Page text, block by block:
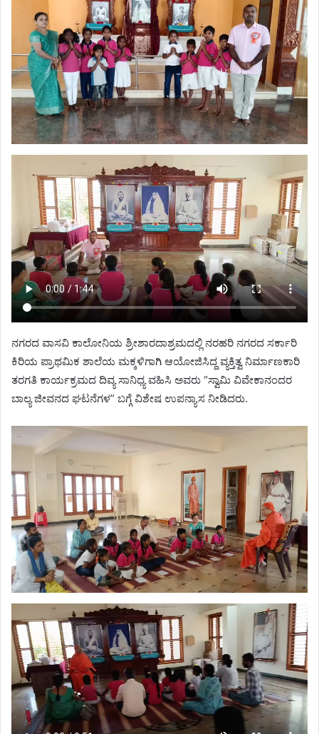
ನಗರದ ವಾಸವಿ ಕಾಲೋನಿಯ ಶ್ರೀಶಾರದಾಶ್ರಮದಲ್ಲಿ ನರಹರಿ ನಗರದ ಸರ್ಕಾರಿ
ಕಿರಿಯ ಪ್ರಾಥಮಿಕ ಶಾಲೆಯ ಮಕ್ಕಳಿಗಾಗಿ ಆಯೋಜಿಸಿದ್ದ ವ್ಯಕ್ತಿತ್ವ ನಿರ್ಮಾಣಕಾರಿ
ತರಗತಿ ಕಾರ್ಯಕ್ರಮದ ದಿವ್ಯ ಸಾನಿಧ್ಯ ವಹಿಸಿ ಅವರು “ಸ್ವಾಮಿ ವಿವೇಕಾನಂದರ
ಬಾಲ್ಯ ಜೀವನದ ಘಟನೆಗಳ” ಬಗ್ಗೆ ವಿಶೇಷ ಉಪನ್ಯಾಸ ನೀಡಿದರು.